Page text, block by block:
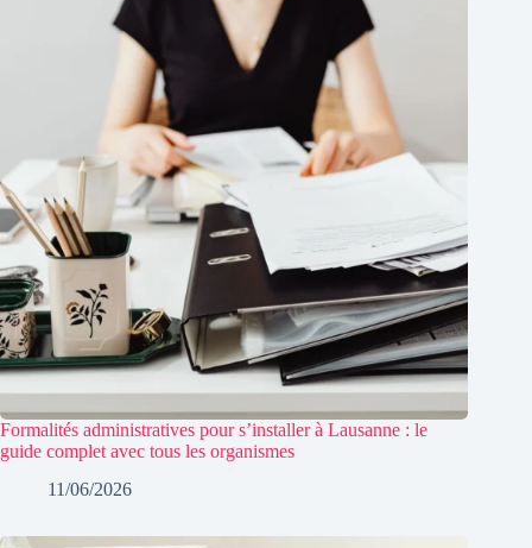
Formalités administratives pour s’installer à Lausanne : le
guide complet avec tous les organismes
11/06/2026